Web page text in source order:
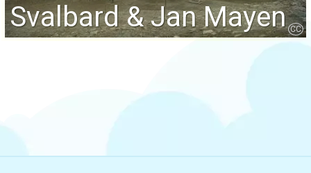
Svalbard & Jan Mayen CC